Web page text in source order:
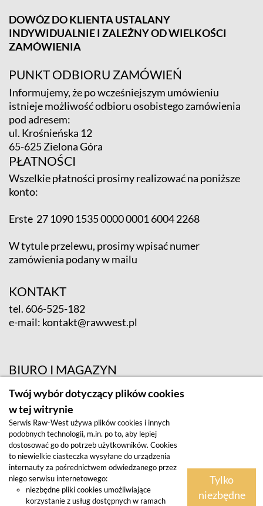
DOWÓZ DO KLIENTA USTALANY
INDYWIDUALNIE I ZALEŻNY OD WIELKOŚCI
ZAMÓWIENIA
PUNKT ODBIORU ZAMÓWIEŃ
Informujemy, że po wcześniejszym umówieniu
istnieje możliwość odbioru osobistego zamówienia
pod adresem:
ul. Krośnieńska 12
65-625 Zielona Góra
PŁATNOŚCI
Wszelkie płatności prosimy realizować na poniższe
konto:
Erste 27 1090 1535 0000 0001 6004 2268
W tytule przelewu, prosimy wpisać numer
zamówienia podany w mailu
KONTAKT
tel. 606-525-182
e-mail: kontakt@rawwest.pl
BIURO I MAGAZYN
ul. Krośnieńska 12; 65-625 Zielona Góra
Regulamin
Polityka prywatności
Twój wybór dotyczący plików cookies
w tej witrynie
Serwis Raw-West używa plików cookies i innych
podobnych technologii, m.in. po to, aby lepiej
dostosować go do potrzeb użytkowników. Cookies
to niewielkie ciasteczka wysyłane do urządzenia
internauty za pośrednictwem odwiedzanego przez
niego serwisu internetowego:
niezbędne pliki cookies umożliwiające
korzystanie z usług dostępnych w ramach
Tylko
niezbędne